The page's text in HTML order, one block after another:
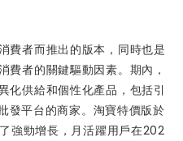
費者而推出的版本，同時也是
費者的關鍵驅動因素。期內，
化供給和個性化產品，包括引
發平台的商家。淘寶特價版於
強勁增長，月活躍用戶在202